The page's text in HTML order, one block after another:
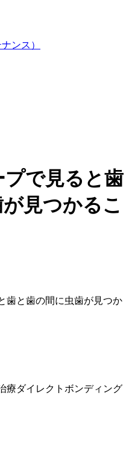
ンス）
で見ると歯
見つかるこ
歯と歯の間に虫歯が見つか
療ダイレクトボンディング